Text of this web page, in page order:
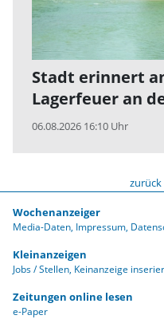
Stadt erinnert
Lagerfeuer an
06.08.2026 16:10 Uhr
Wochenanzeiger
Media-Daten Impressum
Kleinanzeigen
Jobs / Stellen Keinanzeige
Zeitungen online lesen
e-Paper